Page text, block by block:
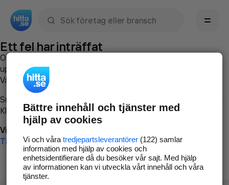
Ett fel har inträffat
Om du vill kan du
uppstod så att vi lättare och snabbare kan avhjälpa det.
Vänligen försök med följande:
Surfa till
Klicka påTillbaka-knappen i webbläsaren och försök igen
Vi beklagar besväret!
Till startsidan
Bättre innehåll och tjänster med
hjälp av cookies
Vi och våra tredjepartsleverantörer(122) samlar
information med hjälp av cookies och
enhetsidentifierare då du besöker vår sajt. Med hjälp
av informationen kan vi utveckla vårt innehåll och våra
tjänster.